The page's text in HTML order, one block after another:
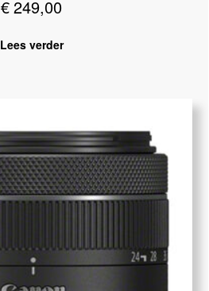
€249,00
Lees verder